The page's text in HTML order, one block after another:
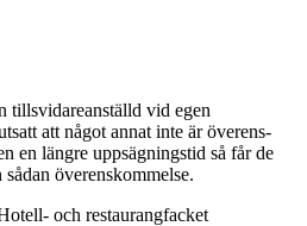
tillsvidareanställd vid egen
att något annat inte är överens­
en längre uppsägningstid så får de
överenskommelse.
och restaurangfacket